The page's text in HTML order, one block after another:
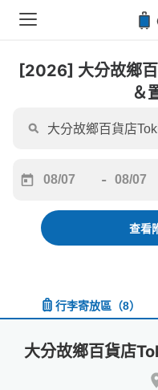
[2026] 大分故鄉
＆
forward
interact
and
a
date.
-
and
a
date.
查看
行李寄放區 （8）
大分故鄉百貨店